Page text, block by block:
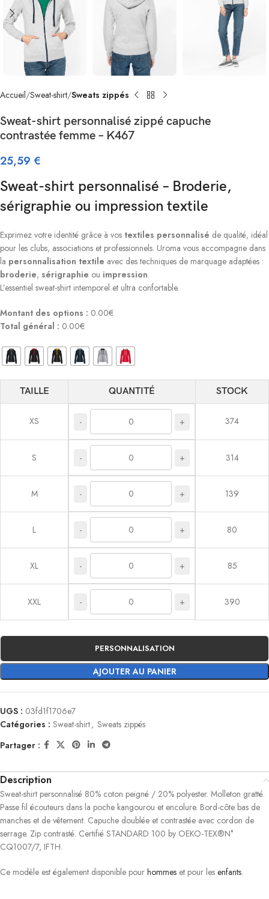
Accueil Sweat-shirt Sweats zippés
Sweat-shirt personnalisé zippé capuche
contrastée femme – K467
25,59 €
Sweat-shirt personnalisé – Broderie,
sérigraphie ou impression textile
Exprimez votre identité grâce à vos textiles personnalisé de qualité, idéal
pour les clubs, associations et professionnels. Uroma vous accompagne dans
la personnalisation textile avec des techniques de marquage adaptées :
broderie, sérigraphie ou impression.
L’essentiel sweat-shirt intemporel et ultra confortable.
Montant des options : 0.00€
Total général : 0.00€
TAILLE QUANTITÉ STOCK
XS - + 374
S - + 314
M - + 139
L - + 80
XL - + 85
XXL - + 390
AJOUTER AU PANIER
PERSONNALISATION
UGS : 03fd1f1706e7
Catégories : Sweat-shirt, Sweats zippés
Partager :
Description
Sweat-shirt personnalisé 80% coton peigné / 20% polyester. Molleton gratté.
Passe fil écouteurs dans la poche kangourou et encolure. Bord-côte bas de
manches et de vêtement. Capuche doublée et contrastée avec cordon de
serrage. Zip contrasté. Certifié STANDARD 100 by OEKO-TEX®N°
CQ1007/7, IFTH.
Ce modèle est également disponible pour hommes et pour les enfants.